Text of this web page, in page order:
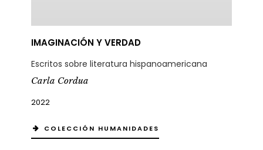
IMAGINACIÓN Y VERDAD
Escritos sobre literatura hispanoamericana
Carla Cordua
2022
COLECCIÓN HUMANIDADES